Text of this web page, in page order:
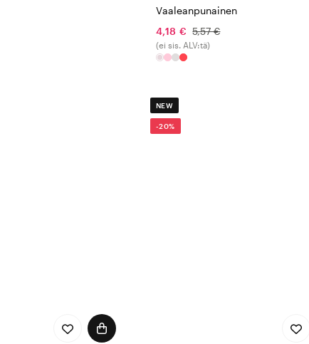
Vaaleanpunainen
4,18 € 5,57 €
(ei sis. ALV:tä)
NEW
-20%